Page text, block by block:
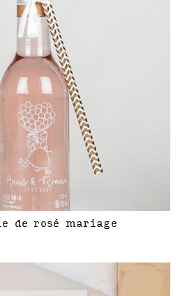
de rosé mariage